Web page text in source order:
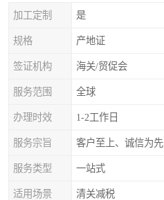
加工定制 是
规格 产地证
签证机构 海关/贸促会
服务范围 全球
办理时效 1-2工作日
服务宗旨 客户至上、诚信为先
服务类型 一站式
适用场景 清关减税